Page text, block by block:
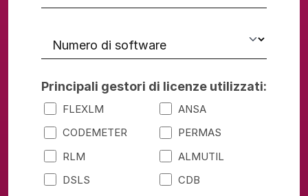
Principali gestori di licenze utilizzati:
FLEXLM
ANSA
CODEMETER
PERMAS
RLM
ALMUTIL
DSLS
CDB